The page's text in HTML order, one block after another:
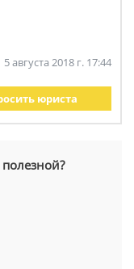
5 августа 2018 г. 17:44
юриста
полезной?